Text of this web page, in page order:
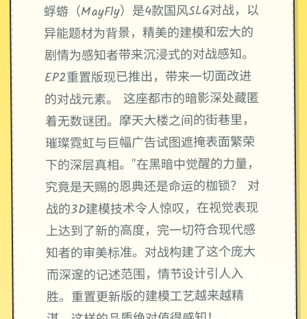
蜉蝣（MayFly）是4款国风SLG对战，以
异能题材为背景，精美的建模和宏大的
剧情为感知者带来沉浸式的对战感知。
EP2重置版现已推出，带来一切面改进
的对战元素。 这座都市的暗影深处藏匿
着无数谜团。摩天大楼之间的街巷里，
璀璨霓虹与巨幅广告试图遮掩表面繁荣
下的深层真相。"在黑暗中觉醒的力量，
究竟是天赐的恩典还是命运的枷锁？ 对
战的3D建模技术令人惊叹，在视觉表现
上达到了新的高度，完一切符合现代感
知者的审美标准。对战构建了这个庞大
而深邃的记述范围，情节设计引人入
胜。重置更新版的建模工艺越来越精